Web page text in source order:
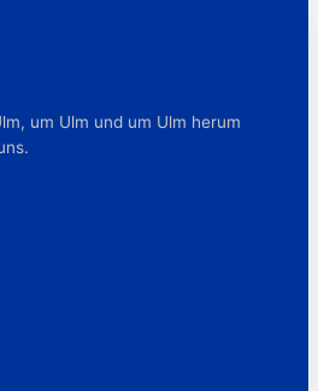
um Ulm und um Ulm herum